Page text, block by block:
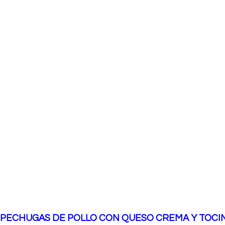
PECHUGAS DE POLLO CON QUESO CREMA Y